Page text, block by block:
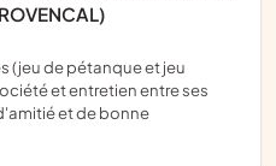
et entretien entre ses
et de bonne